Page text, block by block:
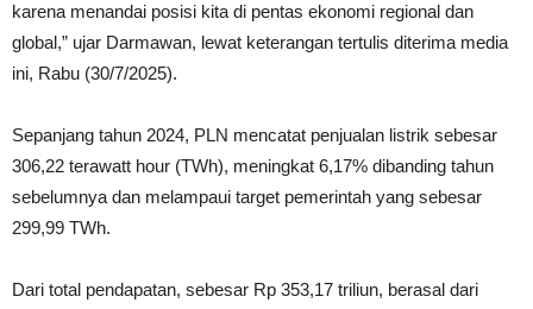
karena menandai posisi kita di pentas ekonomi regional dan
global,” ujar Darmawan, lewat keterangan tertulis diterima media
ini, Rabu (30/7/2025).
Sepanjang tahun 2024, PLN mencatat penjualan listrik sebesar
306,22 terawatt hour (TWh), meningkat 6,17% dibanding tahun
sebelumnya dan melampaui target pemerintah yang sebesar
299,99 TWh.
Dari total pendapatan, sebesar Rp 353,17 triliun, berasal dari